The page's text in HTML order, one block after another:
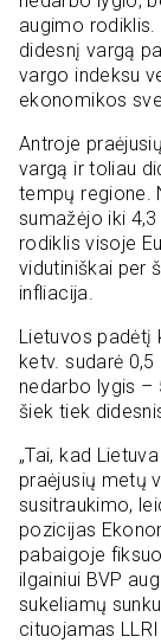
augimo
didesnį vargą
vargo indeksu
ekonomikos
Antroje
vargą ir toliau
tempų regione.
sumažėjo iki
rodiklis visoje
vidutiniškai per
infliacija.
Lietuvos padėtį
ketv. sudarė
nedarbo lygis –
šiek tiek
„Tai, kad
praėjusių metų
susitraukimo,
pozicijas
pabaigoje
ilgainiui BVP
sukeliamų
cituojamas